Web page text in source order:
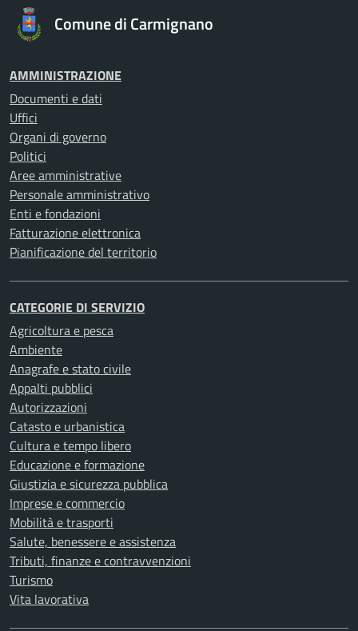
Comune di Carmignano
AMMINISTRAZIONE
Documenti e dati
Uffici
Organi di governo
Politici
Aree amministrative
Personale amministrativo
Enti e fondazioni
Fatturazione elettronica
Pianificazione del territorio
CATEGORIE DI SERVIZIO
Agricoltura e pesca
Ambiente
Anagrafe e stato civile
Appalti pubblici
Autorizzazioni
Catasto e urbanistica
Cultura e tempo libero
Educazione e formazione
Giustizia e sicurezza pubblica
Imprese e commercio
Mobilità e trasporti
Salute, benessere e assistenza
Tributi, finanze e contravvenzioni
Turismo
Vita lavorativa